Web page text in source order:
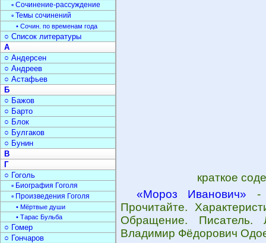
краткое
«Мороз Иванович» -
Прочитайте.
Обращение. Писатель.
Владимир Фёдорович
▫ Сочинение-рассуждение
▫ Темы сочинений
• Сочин. по временам года
○ Список литературы
А
○ Андерсен
○ Андреев
○ Астафьев
Б
○ Бажов
○ Барто
○ Блок
○ Булгаков
○ Бунин
В
Г
○ Гоголь
▫ Биография Гоголя
▫ Произведения Гоголя
• Мёртвые души
• Тарас Бульба
○ Гомер
○ Гончаров